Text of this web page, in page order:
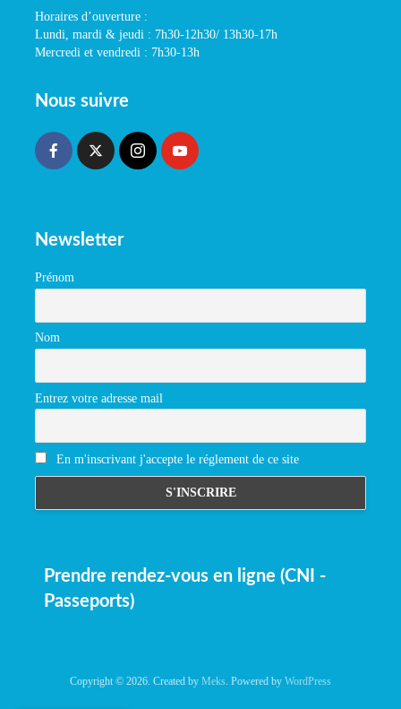
Horaires d’ouverture :
Lundi, mardi & jeudi : 7h30-12h30/ 13h30-17h
Mercredi et vendredi : 7h30-13h
Nous suivre
Newsletter
Prénom
Nom
Entrez votre adresse mail
En m'inscrivant j'accepte le réglement de ce site
Prendre rendez-vous en ligne (CNI -
Passeports)
Copyright © 2026. Created by Meks . Powered by WordPress